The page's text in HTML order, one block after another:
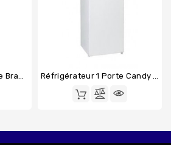
Réfrigérateur Tout Utile Brandt BFL8620NW Réfrigérateur 1 Porte Candy CCODS5142NWHN